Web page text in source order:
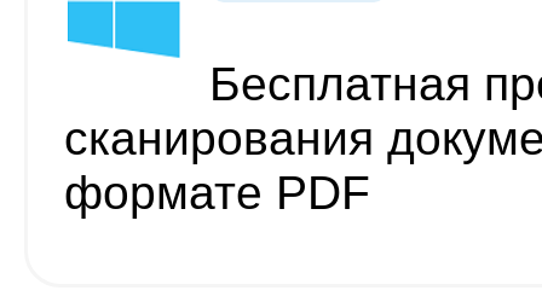
Бесплатная
сканирования
формате PDF